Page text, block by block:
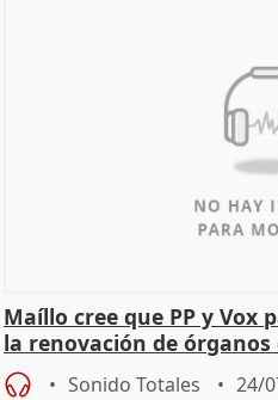
Maíllo cree que PP y Vox
la renovación de órganos
Sonido Totales 24/